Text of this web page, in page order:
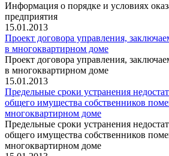
Информация о порядке и условиях
предприятия
15.01.2013
Проект договора управления,
в многоквартирном доме
Проект договора управления,
в многоквартирном доме
15.01.2013
Предельные сроки устранения
общего имущества собственников
многоквартирном доме
Предельные сроки устранения
общего имущества собственников
многоквартирном доме